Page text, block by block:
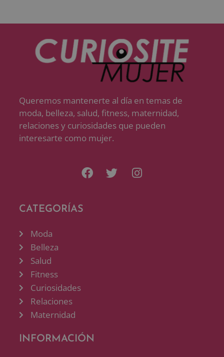
Queremos mantenerte al día en temas de
moda, belleza, salud, fitness, maternidad,
relaciones y curiosidades que pueden
interesarte como mujer.
CATEGORÍAS
Moda
Belleza
Salud
Fitness
Curiosidades
Relaciones
Maternidad
INFORMACIÓN